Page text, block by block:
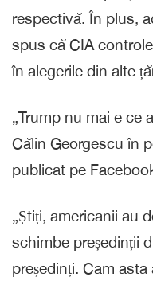
respectivă. În plus,
spus că CIA
în alegerile din alte
„Trump nu mai e ce
Călin Georgescu în
publicat pe
„Știți, americanii au
schimbe președinții
președinți. Cam